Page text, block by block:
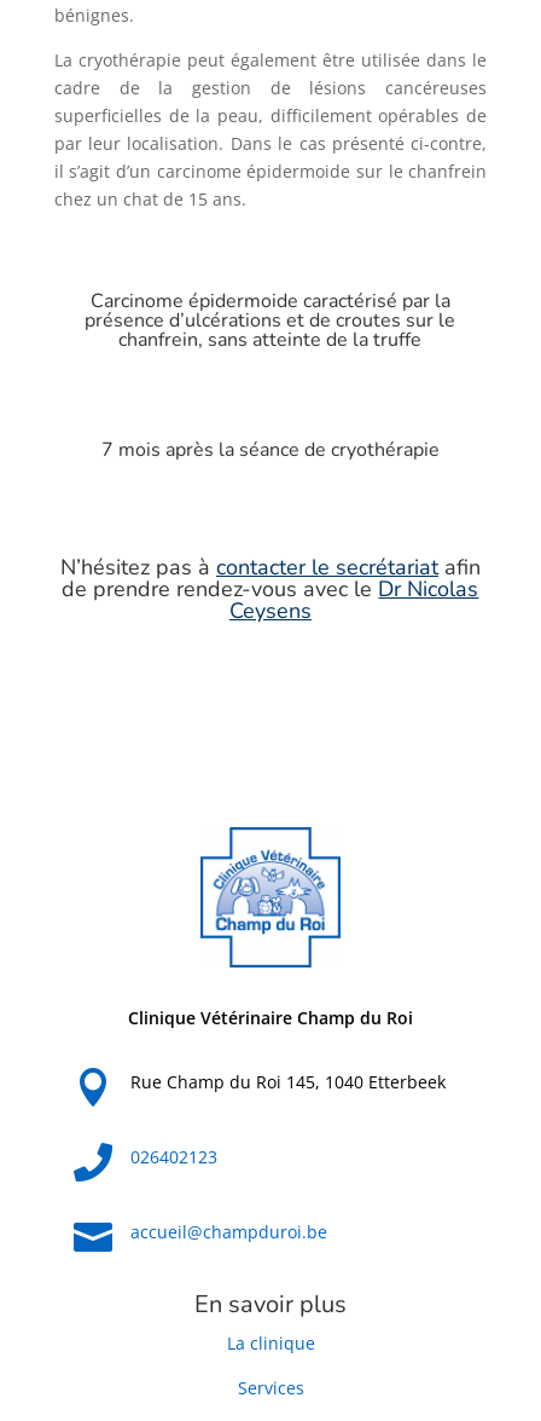
bénignes.
La cryothérapie peut également être utilisée dans le
cadre de la gestion de lésions cancéreuses
superficielles de la peau, difficilement opérables de
par leur localisation. Dans le cas présenté ci-contre,
il s’agit d’un carcinome épidermoide sur le chanfrein
chez un chat de 15 ans.
Carcinome épidermoide caractérisé par la
présence d’ulcérations et de croutes sur le
chanfrein, sans atteinte de la truffe
7 mois après la séance de cryothérapie
N’hésitez pas à contacter le secrétariatafin
de prendre rendez-vous avec le Dr Nicolas
Ceysens
Clinique Vétérinaire Champ du Roi
 Rue Champ du Roi 145, 1040 Etterbeek
 026402123
 accueil@champduroi.be
En savoir plus
La clinique
Services